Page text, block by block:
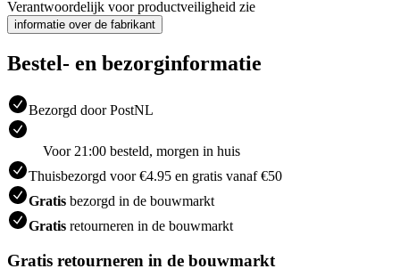
Verantwoordelijk voor productveiligheid zie
informatie over de fabrikant
Bestel- en bezorginformatie
Bezorgd door PostNL
Voor 21:00 besteld, morgen in huis
Thuisbezorgd voor €4.95 en gratis vanaf €50
Gratis bezorgd in de bouwmarkt
Gratis retourneren in de bouwmarkt
Gratis retourneren in de bouwmarkt